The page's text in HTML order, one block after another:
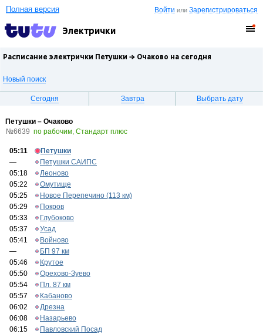
Войти илиЗарегистрироваться
Полная версия
Электрички
Расписание электрички Петушки → Очаково на сегодня
Новый поиск
Сегодня Завтра Выбрать дату
Петушки – Очаково
№6639 по рабочим, Стандарт плюс
05:11
Петушки
—
Петушки САИПС
05:18
Леоново
05:22
Омутище
05:25
Новое Перепечино (113 км)
05:29
Покров
05:33
Глубоково
05:37
Усад
05:41
Войново
—
БП 97 км
05:46
Крутое
05:50
Орехово-Зуево
05:54
Пл. 87 км
05:57
Кабаново
06:02
Дрезна
06:08
Назарьево
06:15
Павловский Посад